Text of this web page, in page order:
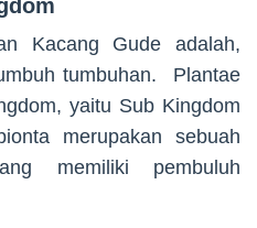
Kacang Gude adalah,
tumbuhan. Plantae
yaitu Sub Kingdom
merupakan sebuah
memiliki pembuluh